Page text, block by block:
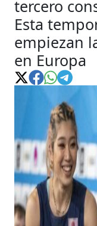
tercero
Esta
empiezan
en Europa